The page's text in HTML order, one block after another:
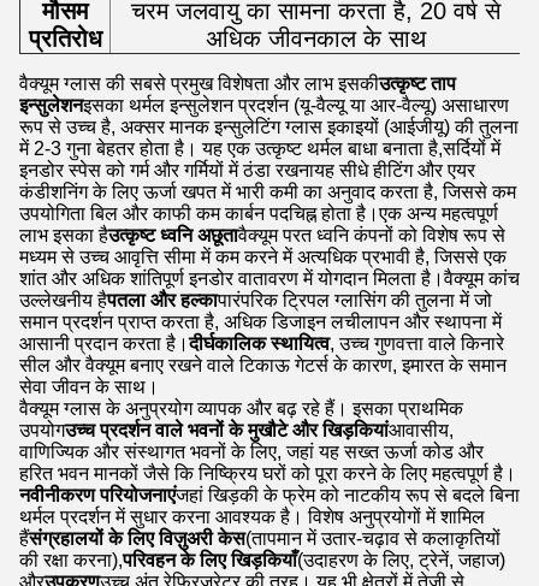
मौसम
प्रतिरोध
चरम जलवायु का सामना करता है, 20 वर्ष से
अधिक जीवनकाल के साथ
वैक्यूम ग्लास की सबसे प्रमुख विशेषता और लाभ इसकीउत्कृष्ट ताप
इन्सुलेशनइसका थर्मल इन्सुलेशन प्रदर्शन (यू-वैल्यू या आर-वैल्यू) असाधारण
रूप से उच्च है, अक्सर मानक इन्सुलेटिंग ग्लास इकाइयों (आईजीयू) की तुलना
में 2-3 गुना बेहतर होता है। यह एक उत्कृष्ट थर्मल बाधा बनाता है,सर्दियों में
इनडोर स्पेस को गर्म और गर्मियों में ठंडा रखनायह सीधे हीटिंग और एयर
कंडीशनिंग के लिए ऊर्जा खपत में भारी कमी का अनुवाद करता है, जिससे कम
उपयोगिता बिल और काफी कम कार्बन पदचिह्न होता है।एक अन्य महत्वपूर्ण
लाभ इसका हैउत्कृष्ट ध्वनि अछूतावैक्यूम परत ध्वनि कंपनों को विशेष रूप से
मध्यम से उच्च आवृत्ति सीमा में कम करने में अत्यधिक प्रभावी है, जिससे एक
शांत और अधिक शांतिपूर्ण इनडोर वातावरण में योगदान मिलता है।वैक्यूम कांच
उल्लेखनीय हैपतला और हल्कापारंपरिक ट्रिपल ग्लासिंग की तुलना में जो
समान प्रदर्शन प्राप्त करता है, अधिक डिजाइन लचीलापन और स्थापना में
आसानी प्रदान करता है।दीर्घकालिक स्थायित्व, उच्च गुणवत्ता वाले किनारे
सील और वैक्यूम बनाए रखने वाले टिकाऊ गेटर्स के कारण, इमारत के समान
सेवा जीवन के साथ।
वैक्यूम ग्लास के अनुप्रयोग व्यापक और बढ़ रहे हैं। इसका प्राथमिक
उपयोगउच्च प्रदर्शन वाले भवनों के मुखौटे और खिड़कियांआवासीय,
वाणिज्यिक और संस्थागत भवनों के लिए, जहां यह सख्त ऊर्जा कोड और
हरित भवन मानकों जैसे कि निष्क्रिय घरों को पूरा करने के लिए महत्वपूर्ण है।
नवीनीकरण परियोजनाएंजहां खिड़की के फ्रेम को नाटकीय रूप से बदले बिना
थर्मल प्रदर्शन में सुधार करना आवश्यक है। विशेष अनुप्रयोगों में शामिल
हैंसंग्रहालयों के लिए विज़ुअरी केस(तापमान में उतार-चढ़ाव से कलाकृतियों
की रक्षा करना),परिवहन के लिए खिड़कियाँ(उदाहरण के लिए, ट्रेनें, जहाज)
औरउपकरणउच्च अंत रेफ्रिजरेटर की तरह। यह भी क्षेत्रों में तेजी से